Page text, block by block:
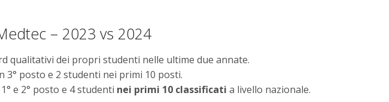
– 2023 vs 2024
qualitativi dei propri studenti nelle ultime due annate.
3° posto e 2 studenti nei primi 10 posti.
1° e 2° posto e 4 studenti nei primi 10 classificati a livello nazionale.